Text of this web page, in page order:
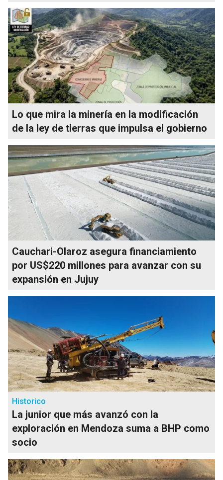
Lo que mira la minería en la modificación
de la ley de tierras que impulsa el gobierno
Cauchari-Olaroz asegura financiamiento
por US$220 millones para avanzar con su
expansión en Jujuy
Historico
La junior que más avanzó con la
exploración en Mendoza suma a BHP como
socio